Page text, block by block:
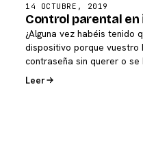
14 OCTUBRE, 2019
Control parental en
¿Alguna vez habéis tenido
dispositivo porque vuestro
contraseña sin querer o
Leer